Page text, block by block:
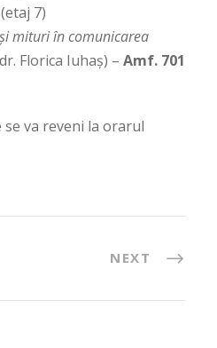
(etaj 7)
mituri în comunicarea
Florica Iuhaș) – Amf. 701
va reveni la orarul
NEXT